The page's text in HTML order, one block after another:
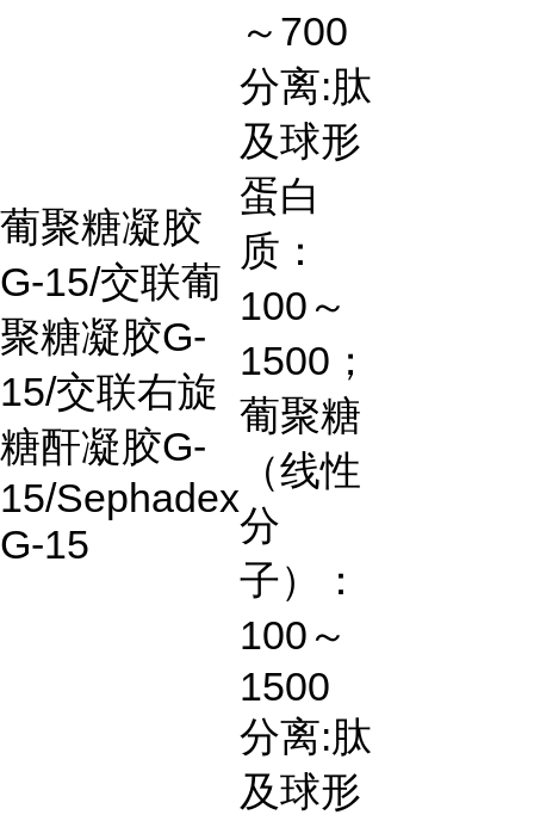
～ 700
葡聚糖凝胶
G-15/交联葡
聚糖凝胶G-
15/交联右旋
糖酐凝胶G-
15/Sephadex
G-15
分离:肽
及球形
蛋白
质：
100 ～
1500 ；
葡聚糖
（线性
分
子）：
100 ～
1500
分离:肽
及球形